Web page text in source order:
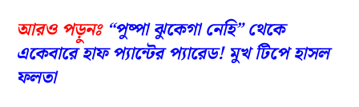
আরও পড়ুনঃ “পুষ্পা ঝুকেগা নেহি” থেকে
একেবারে হাফ প্যান্টের প্যারেড! মুখ টিপে হাসল
ফলতা